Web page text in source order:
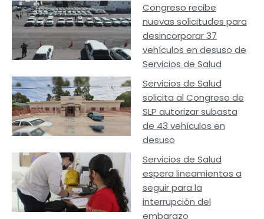
Congreso recibe
nuevas solicitudes para
desincorporar 37
vehículos en desuso de
Servicios de Salud
Servicios de Salud
solicita al Congreso de
SLP autorizar subasta
de 43 vehículos en
desuso
Servicios de Salud
espera lineamientos a
seguir para la
interrupción del
embarazo